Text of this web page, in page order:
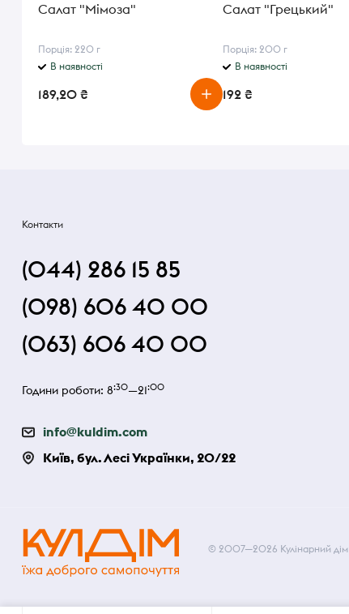
Салат "Мімоза"
Порція: 220 г
В наявності
189,20 ₴
Салат "Грецький"
Порція: 200 г
В наявності
192 ₴
Контакти
(044) 286 15 85
(098) 606 40 00
(063) 606 40 00
Години роботи: 8:30—21:00
info@kuldim.com
Київ, бул. Лесі Українки, 20/22
© 2007—2026 Кулінарний дім